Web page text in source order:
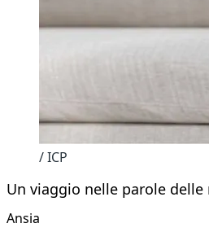
/ ICP
Un viaggio nelle parole
Ansia